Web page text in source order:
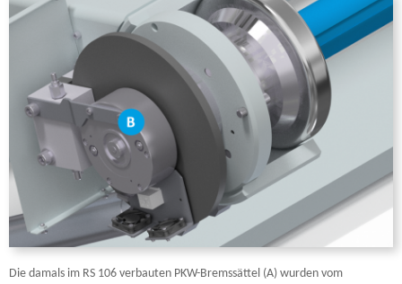
Die damals im RS 106 verbauten PKW-Bremssättel (A) wurden vom